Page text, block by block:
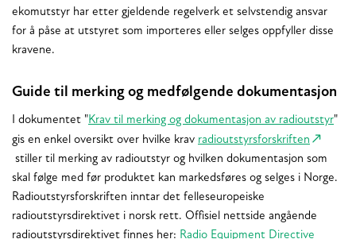
ekomutstyr har etter gjeldende regelverk et selvstendig ansvar
for å påse at utstyret som importeres eller selges oppfyller disse
kravene.
Guide til merking og medfølgende dokumentasjon
I dokumentet "Krav til merking og dokumentasjon av radioutstyr"
gis en enkel oversikt over hvilke krav radioutstyrsforskriften
stiller til merking av radioutstyr og hvilken dokumentasjon som
skal følge med før produktet kan markedsføres og selges i Norge.
Radioutstyrsforskriften inntar det felleseuropeiske
radioutstyrsdirektivet i norsk rett. Offisiel nettside angående
radioutstyrsdirektivet finnes her: Radio Equipment Directive